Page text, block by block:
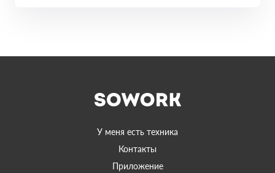
У меня есть техника
Контакты
Приложение